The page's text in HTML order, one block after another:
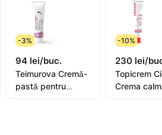
-3%
94 lei/buc.
Teimurova Cremă-
pastă pentru
-10%
230 lei/
Topicrem
Crema